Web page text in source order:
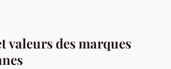
valeurs des marques